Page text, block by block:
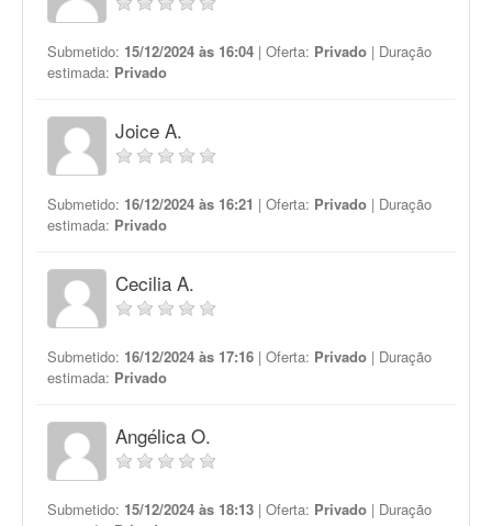
Submetido: 15/12/2024 às 16:04 | Oferta: Privado | Duração
estimada: Privado
Joice A.
Submetido: 16/12/2024 às 16:21 | Oferta: Privado | Duração
estimada: Privado
Cecilia A.
Submetido: 16/12/2024 às 17:16 | Oferta: Privado | Duração
estimada: Privado
Angélica O.
Submetido: 15/12/2024 às 18:13 | Oferta: Privado | Duração